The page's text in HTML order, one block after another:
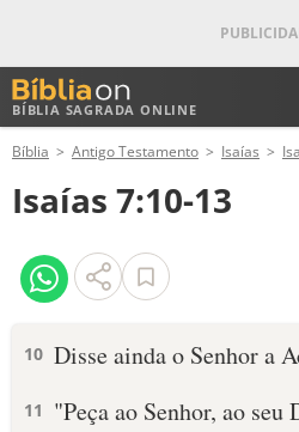
BÍBLIA SAGRADA ONLINE
ANTIGO TESTAMENTO
NOVO TESTAMENTO
VERSÍCULOS
PALAVRA DO DIA
Bíblia Antigo Testamento Isaías
Isaías 7:10-13
10 Disse ainda o Senhor a
11
"Peça ao Senhor, ao seu